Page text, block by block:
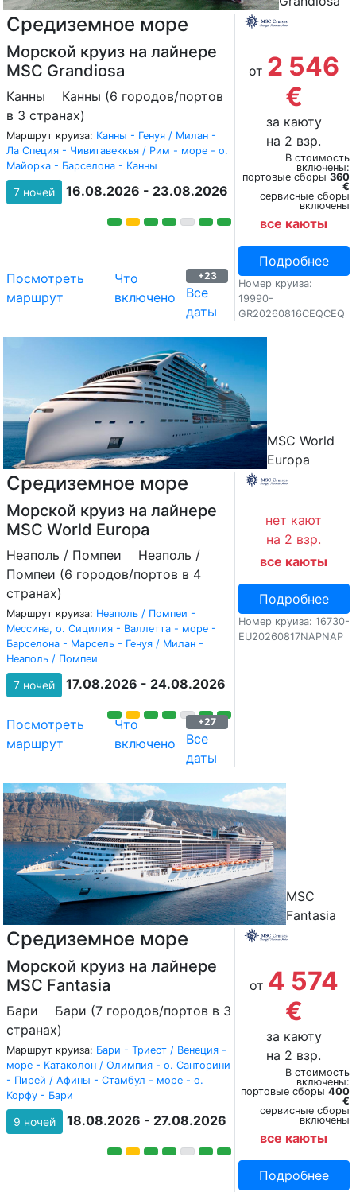
Средиземное море
Морской круиз на лайнере
MSC Grandiosa
Канны
Канны (6 городов/портов
в 3 странах)
Маршрут круиза: Канны - Генуя / Милан -
Ла Специя - Чивитавеккья / Рим - море - о.
Майорка - Барселона - Канны
7 ночей 16.08.2026 - 23.08.2026
Посмотреть
маршрут
Что
включено
+23
Все
даты
от 2 546
€
за каюту
на 2 взр.
В стоимость
включены:
портовые сборы 360
€
сервисные сборы
включены
все каюты
Подробнее
Номер круиза:
19990-
GR20260816CEQCEQ
MSC World
Europa
Средиземное море
Морской круиз на лайнере
MSC World Europa
Неаполь / Помпеи
Неаполь /
Помпеи (6 городов/портов в 4
странах)
Маршрут круиза: Неаполь / Помпеи -
Мессина, о. Сицилия - Валлетта - море -
Барселона - Марсель - Генуя / Милан -
Неаполь / Помпеи
7 ночей 17.08.2026 - 24.08.2026
Посмотреть
маршрут
Что
включено
+27
Все
даты
нет кают
на 2 взр.
все каюты
Подробнее
Номер круиза: 16730-
EU20260817NAPNAP
MSC
Fantasia
Средиземное море
Морской круиз на лайнере
MSC Fantasia
Бари
Бари (7 городов/портов в 3
странах)
Маршрут круиза: Бари - Триест / Венеция -
море - Катаколон / Олимпия - о. Санторини
- Пирей / Афины - Стамбул - море - о.
Корфу - Бари
9 ночей 18.08.2026 - 27.08.2026
от 4 574
€
за каюту
на 2 взр.
В стоимость
включены:
портовые сборы 400
€
сервисные сборы
включены
все каюты
Подробнее